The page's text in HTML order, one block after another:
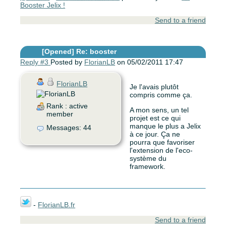
Booster Jelix !
Send to a friend
[Opened] Re: booster
Reply #3 Posted by FlorianLB on 05/02/2011 17:47
FlorianLB
Rank : active
member
Messages: 44
Je l'avais plutôt
compris comme ça.
A mon sens, un tel
projet est ce qui
manque le plus a Jelix
à ce jour. Ça ne
pourra que favoriser
l'extension de l'eco-
système du
framework.
- FlorianLB.fr
Send to a friend